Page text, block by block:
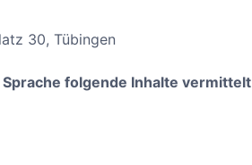
30, Tübingen
folgende Inhalte vermittelt